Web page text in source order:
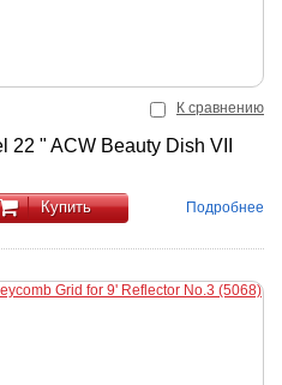
К сравнению
22 " ACW Beauty Dish VII
Купить Подробнее